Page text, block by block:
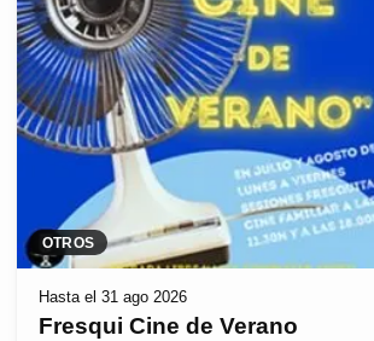
OTROS
Hasta el 31 ago 2026
Fresqui Cine de Verano